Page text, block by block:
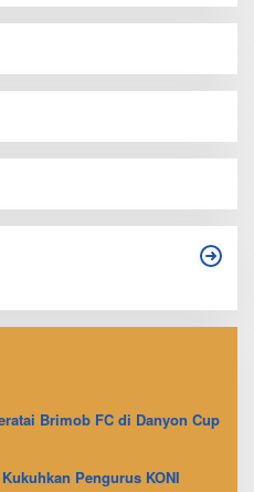
Brimob FC di Danyon Cup
Pengurus KONI